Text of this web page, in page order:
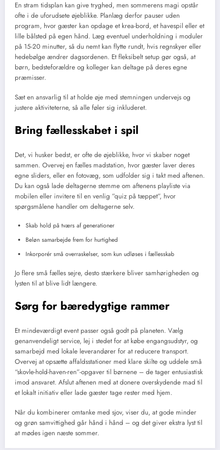
En stram tidsplan kan give tryghed, men sommerens magi opstår
ofte i de uforudsete øjeblikke. Planlæg derfor pauser uden
program, hvor gæster kan opdage et krea-bord, et havespil eller et
lille bålsted på egen hånd. Læg eventuel underholdning i moduler
på 15-20 minutter, så du nemt kan flytte rundt, hvis regnskyer eller
hedebølge ændrer dagsordenen. Et fleksibelt setup gør også, at
børn, bedsteforældre og kolleger kan deltage på deres egne
præmisser.
Sæt en ansvarlig til at holde øje med stemningen undervejs og
justere aktiviteterne, så alle føler sig inkluderet.
Bring fællesskabet i spil
Det, vi husker bedst, er ofte de øjeblikke, hvor vi skaber noget
sammen. Overvej en fælles madstation, hvor gæster laver deres
egne sliders, eller en fotovæg, som udfolder sig i takt med aftenen.
Du kan også lade deltagerne stemme om aftenens playliste via
mobilen eller invitere til en venlig ”quiz på tæppet”, hvor
spørgsmålene handler om deltagerne selv.
Skab hold på tværs af generationer
Beløn samarbejde frem for hurtighed
Inkorporér små overraskelser, som kun udløses i fællesskab
Jo flere små fælles sejre, desto stærkere bliver samhørigheden og
lysten til at blive lidt længere.
Sørg for bæredygtige rammer
Et mindeværdigt event passer også godt på planeten. Vælg
genanvendeligt service, lej i stedet for at købe engangsudstyr, og
samarbejd med lokale leverandører for at reducere transport.
Overvej at opsætte affaldsstationer med klare skilte og uddele små
“skovle-hold-haven-ren”-opgaver til børnene – de tager entusiastisk
imod ansvaret. Afslut aftenen med at donere overskydende mad til
et lokalt initiativ eller lade gæster tage rester med hjem.
Når du kombinerer omtanke med sjov, viser du, at gode minder
og grøn samvittighed går hånd i hånd – og det giver ekstra lyst til
at mødes igen næste sommer.